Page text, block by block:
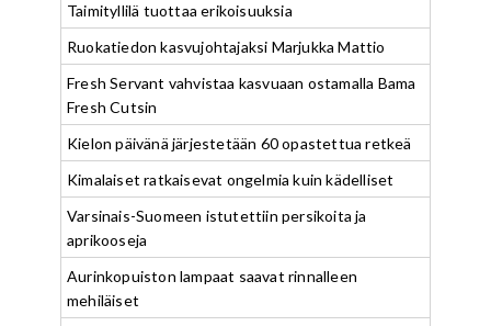
Taimityllilä tuottaa erikoisuuksia
Ruokatiedon kasvujohtajaksi Marjukka Mattio
Fresh Servant vahvistaa kasvuaan ostamalla Bama
Fresh Cutsin
Kielon päivänä järjestetään 60 opastettua retkeä
Kimalaiset ratkaisevat ongelmia kuin kädelliset
Varsinais-Suomeen istutettiin persikoita ja
aprikooseja
Aurinkopuiston lampaat saavat rinnalleen
mehiläiset